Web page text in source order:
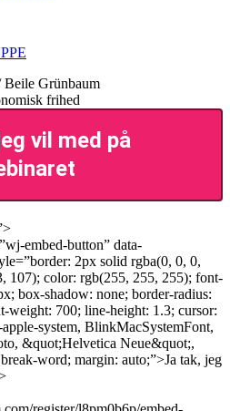
Grünbaum
frihed
vil med på
embed-button” data-
2px solid rgba(0, 0, 0,
107); color: rgb(255, 255, 255); font-
box-shadow: none; border-radius:
weight: 700; line-height: 1.3; cursor:
system, BlinkMacSystemFont,
&quot;Helvetica Neue&quot;,
word; margin: auto;”>Ja tak, jeg